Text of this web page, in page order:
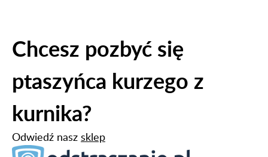
Chcesz pozbyć się
ptaszyńca kurzego z
kurnika?
Odwiedź nasz sklep